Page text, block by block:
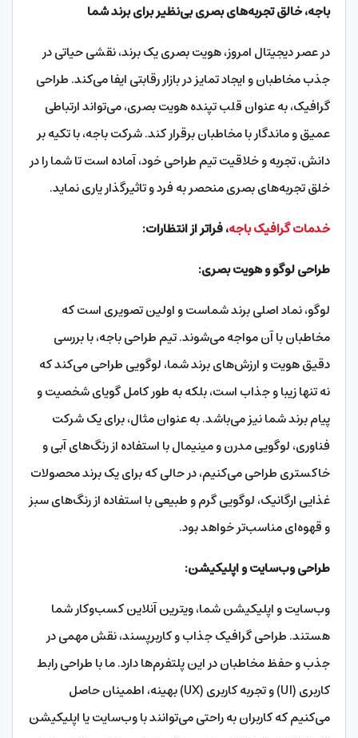
باجه، خالق تجربه‌های بصری بی‌نظیر برای برند شما
در عصر دیجیتال امروز، هویت بصری یک برند، نقشی حیاتی در
جذب مخاطبان و ایجاد تمایز در بازار رقابتی ایفا می‌کند. طراحی
گرافیک، به عنوان قلب تپنده هویت بصری، می‌تواند ارتباطی
عمیق و ماندگار با مخاطبان برقرار کند. شرکت باجه، با تکیه بر
دانش، تجربه و خلاقیت تیم طراحی خود، آماده است تا شما را در
خلق تجربه‌های بصری منحصر به فرد و تاثیرگذار یاری نماید.
خدمات گرافیک باجه، فراتر از انتظارات:
طراحی لوگو و هویت بصری:
لوگو، نماد اصلی برند شماست و اولین تصویری است که
مخاطبان با آن مواجه می‌شوند. تیم طراحی باجه، با بررسی
دقیق هویت و ارزش‌های برند شما، لوگویی طراحی می‌کند که
نه تنها زیبا و جذاب است، بلکه به طور کامل گویای شخصیت و
پیام برند شما نیز می‌باشد. به عنوان مثال، برای یک شرکت
فناوری، لوگویی مدرن و مینیمال با استفاده از رنگ‌های آبی و
خاکستری طراحی می‌کنیم، در حالی که برای یک برند محصولات
غذایی ارگانیک، لوگویی گرم و طبیعی با استفاده از رنگ‌های سبز
و قهوه‌ای مناسب‌تر خواهد بود.
طراحی وب‌سایت و اپلیکیشن:
وب‌سایت و اپلیکیشن شما، ویترین آنلاین کسب‌وکار شما
هستند. طراحی گرافیک جذاب و کاربرپسند، نقش مهمی در
جذب و حفظ مخاطبان در این پلتفرم‌ها دارد. ما با طراحی رابط
کاربری (UI) و تجربه کاربری (UX) بهینه، اطمینان حاصل
می‌کنیم که کاربران به راحتی می‌توانند با وب‌سایت یا اپلیکیشن